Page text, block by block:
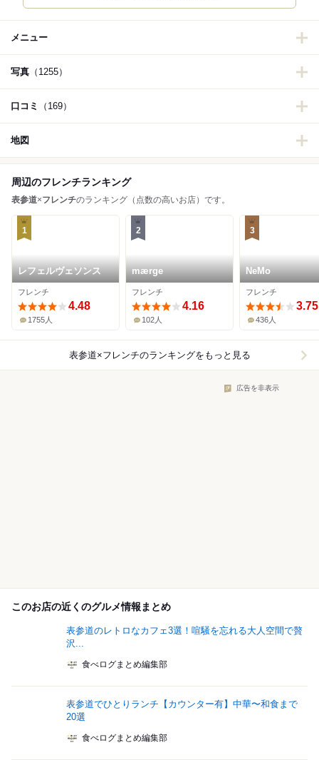
メニュー
写真 （1255）
口コミ （169）
地図
周辺のフレンチランキング
表参道×フレンチのランキング（点数の高いお店）です。
1
レフェルヴェソンス
フレンチ
4.48
1755人
2
mærge
フレンチ
4.16
102人
3
NeMo
フレンチ
3.75
436人
表参道×フレンチのランキングをもっと見る
広告を非表示
このお店の近くのグルメ情報まとめ
表参道のレトロなカフェ3選！喧騒を忘れる大人空間で贅
沢...
食べログまとめ編集部
表参道でひとりランチ【カウンター有】中華〜和食まで
20選
食べログまとめ編集部